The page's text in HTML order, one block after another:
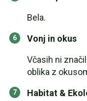
Bela.
Vonj in okus
Včasih ni
oblika z
Habitat &